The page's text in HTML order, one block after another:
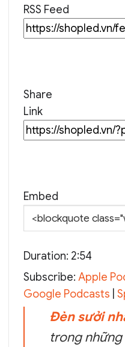
RSS Feed
Share
Link
Embed
Duration: 2:54
Subscribe: Apple
Google Podcasts
Đèn sưởi
trong